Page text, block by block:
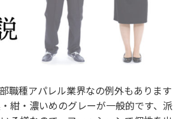
職種アパレル業界なの例外もあります
紺・濃いめのグレーが一般的です、派